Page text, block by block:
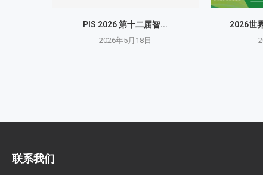
PIS 2026 第十二届智...
2026年5月18日
2026世
联系我们